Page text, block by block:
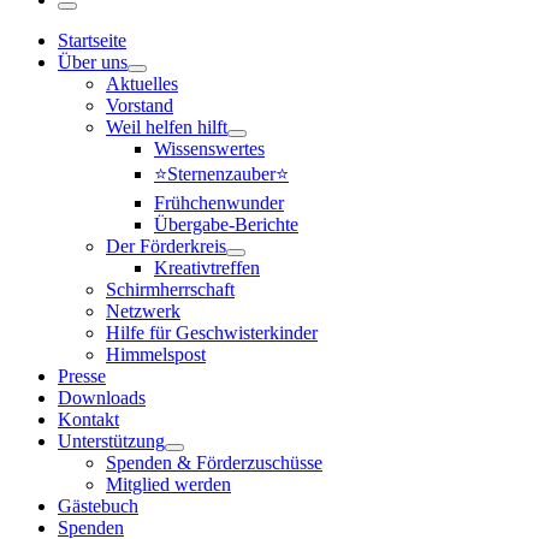
Menü
Startseite
Über uns
Aktuelles
Vorstand
Weil helfen hilft
Wissenswertes
⭐Sternenzauber⭐
Frühchenwunder
Übergabe-Berichte
Der Förderkreis
Kreativtreffen
Schirmherrschaft
Netzwerk
Hilfe für Geschwisterkinder
Himmelspost
Presse
Downloads
Kontakt
Unterstützung
Spenden & Förderzuschüsse
Mitglied werden
Gästebuch
Spenden